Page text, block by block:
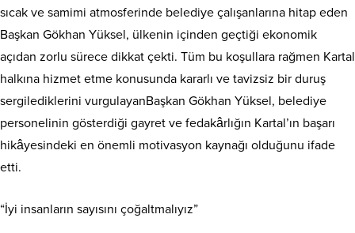
sıcak ve samimi atmosferinde belediye çalışanlarına hitap eden
Başkan Gökhan Yüksel, ülkenin içinden geçtiği ekonomik
açıdan zorlu sürece dikkat çekti. Tüm bu koşullara rağmen Kartal
halkına hizmet etme konusunda kararlı ve tavizsiz bir duruş
sergilediklerini vurgulayanBaşkan Gökhan Yüksel, belediye
personelinin gösterdiği gayret ve fedakârlığın Kartal’ın başarı
hikâyesindeki en önemli motivasyon kaynağı olduğunu ifade
etti.
“İyi insanların sayısını çoğaltmalıyız”